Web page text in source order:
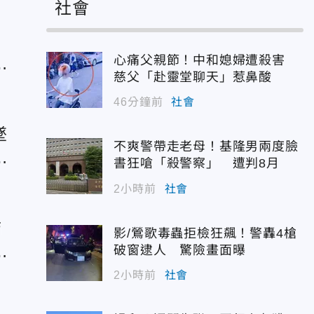
社會
心痛父親節！中和媳婦遭殺害
慈父「赴靈堂聊天」惹鼻酸
46分鐘前 社會
不爽警帶走老母！基隆男兩度臉
書狂嗆「殺警察」 遭判8月
2小時前 社會
影/鶯歌毒蟲拒檢狂飆！警轟4槍
破窗逮人 驚險畫面曝
2小時前 社會